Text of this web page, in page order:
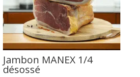
Jambon MANEX 1/4
désossé